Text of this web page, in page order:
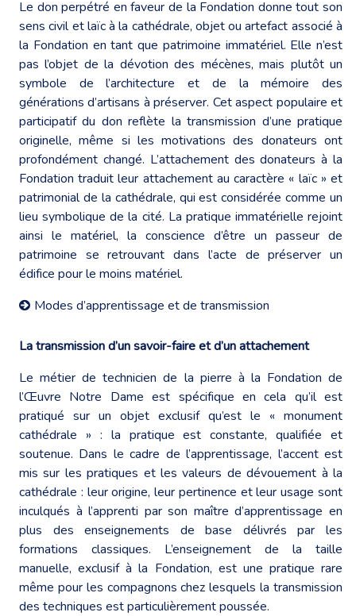
Le don perpétré en faveur de la Fondation donne tout son
sens civil et laïc à la cathédrale, objet ou artefact associé à
la Fondation en tant que patrimoine immatériel. Elle n’est
pas l’objet de la dévotion des mécènes, mais plutôt un
symbole de l’architecture et de la mémoire des
générations d’artisans à préserver. Cet aspect populaire et
participatif du don reflète la transmission d’une pratique
originelle, même si les motivations des donateurs ont
profondément changé. L’attachement des donateurs à la
Fondation traduit leur attachement au caractère « laïc » et
patrimonial de la cathédrale, qui est considérée comme un
lieu symbolique de la cité. La pratique immatérielle rejoint
ainsi le matériel, la conscience d’être un passeur de
patrimoine se retrouvant dans l’acte de préserver un
édifice pour le moins matériel.
Modes d’apprentissage et de transmission
La transmission d’un savoir-faire et d’un attachement
Le métier de technicien de la pierre à la Fondation de
l’Œuvre Notre Dame est spécifique en cela qu’il est
pratiqué sur un objet exclusif qu’est le « monument
cathédrale » : la pratique est constante, qualifiée et
soutenue. Dans le cadre de l’apprentissage, l’accent est
mis sur les pratiques et les valeurs de dévouement à la
cathédrale : leur origine, leur pertinence et leur usage sont
inculqués à l’apprenti par son maître d’apprentissage en
plus des enseignements de base délivrés par les
formations classiques. L’enseignement de la taille
manuelle, exclusif à la Fondation, est une pratique rare
même pour les compagnons chez lesquels la transmission
des techniques est particulièrement poussée.